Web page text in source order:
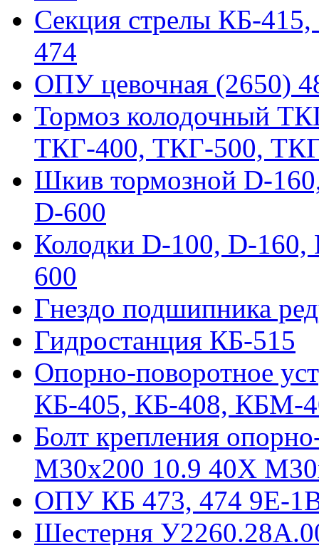
Секция стрелы КБ-
474
ОПУ цевочная (2650)
Тормоз колодочный
ТКГ-400, ТКГ-500,
Шкив тормозной D-
D-600
Колодки D-100, D-
600
Гнездо подшипника
Гидростанция КБ-515
Опорно-поворотное
КБ-405, КБ-408, КБМ-
Болт крепления
М30х200 10.9 40Х
ОПУ КБ 473, 474 9E-
Шестерня